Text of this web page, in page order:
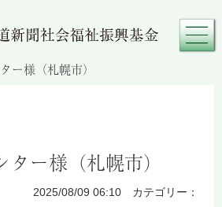
ー様（札幌市）
ー様（札幌市）
2025/08/09 06:10 カテゴリー：